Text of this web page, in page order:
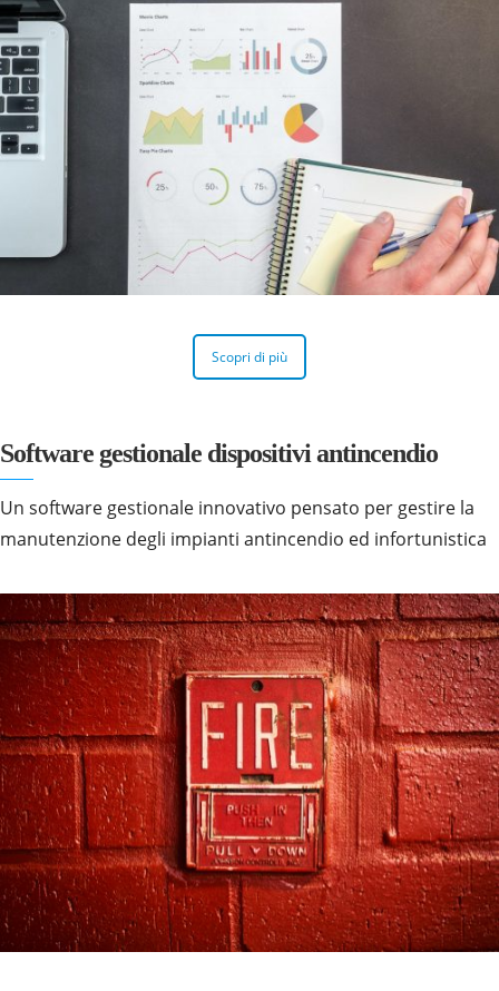
Scopri di più
Software gestionale dispositivi antincendio
Un software gestionale innovativo pensato per gestire la
manutenzione degli impianti antincendio ed infortunistica